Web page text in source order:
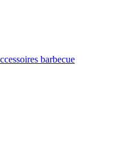
barbecue